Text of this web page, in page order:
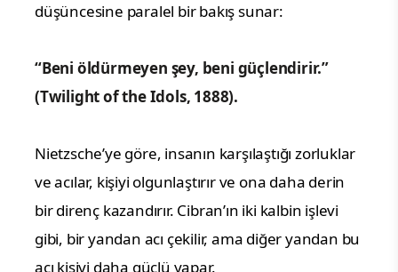
düşüncesine paralel bir bakış sunar:
“Beni öldürmeyen şey, beni güçlendirir.”
(Twilight of the Idols, 1888).
Nietzsche’ye göre, insanın karşılaştığı zorluklar
ve acılar, kişiyi olgunlaştırır ve ona daha derin
bir direnç kazandırır. Cibran’ın iki kalbin işlevi
gibi, bir yandan acı çekilir, ama diğer yandan bu
acı kişiyi daha güçlü yapar.